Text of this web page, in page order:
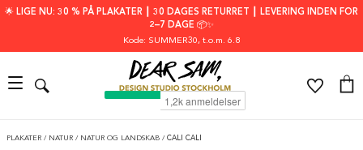
🌟 LIGE NU: 30 % PÅ PLAKATER ┃ 30 DAGES RETURRET ┃ LEVERING INDEN FOR
2–7 DAGE 📦✨
Kode: SUMMER30, t.o.m. 6.8
PLAKATER / NATUR / NATUR OG LANDSKAB / CALI CALI